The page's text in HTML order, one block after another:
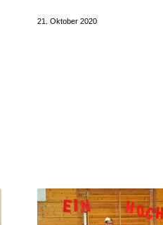
21. Oktober 2020